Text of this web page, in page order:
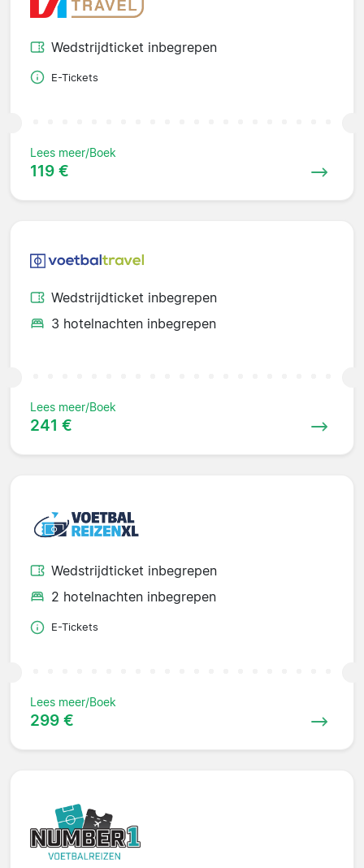
Wedstrijdticket inbegrepen
E-Tickets
Lees meer/Boek
119 €
Wedstrijdticket inbegrepen
3 hotelnachten inbegrepen
Lees meer/Boek
241 €
Wedstrijdticket inbegrepen
2 hotelnachten inbegrepen
E-Tickets
Lees meer/Boek
299 €